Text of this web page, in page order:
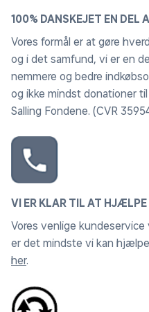
100% DANSKEJET EN DEL
Vores formål er at gøre
og i det samfund, vi er en
nemmere og bedre
og ikke mindst donationer
Salling Fondene. (CVR
VI ER KLAR TIL AT HJÆLPE
Vores venlige
er det mindste vi kan
her.